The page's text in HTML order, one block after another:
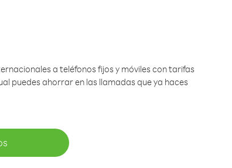
a teléfonos fijos y móviles con tarifas
puedes ahorrar en las llamadas que ya haces